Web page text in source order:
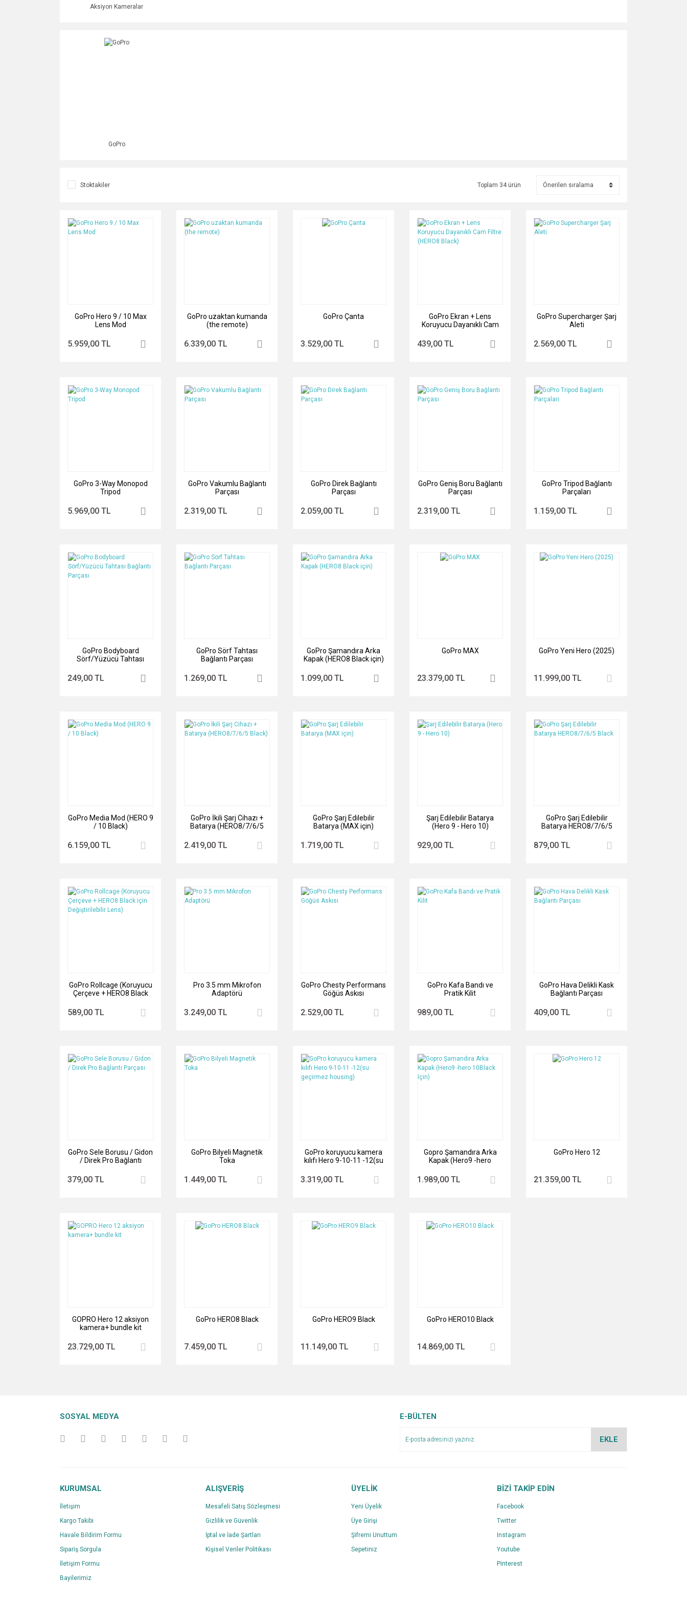
Aksiyon Kameralar
GoPro
Stoktakiler Toplam 34 ürün
GoPro Hero 9 / 10 Max
Lens Mod
5.959,00 TL
GoPro uzaktan kumanda
(the remote)
6.339,00 TL
GoPro Çanta
3.529,00 TL
GoPro Ekran + Lens
Koruyucu Dayanıklı Cam
439,00 TL
GoPro Supercharger Şarj
Aleti
2.569,00 TL
GoPro 3-Way Monopod
Tripod
5.969,00 TL
GoPro Vakumlu Bağlantı
Parçası
2.319,00 TL
GoPro Direk Bağlantı
Parçası
2.059,00 TL
GoPro Geniş Boru Bağlantı
Parçası
2.319,00 TL
GoPro Tripod Bağlantı
Parçaları
1.159,00 TL
GoPro Bodyboard
Sörf/Yüzücü Tahtası
249,00 TL
GoPro Sörf Tahtası
Bağlantı Parçası
1.269,00 TL
GoPro Şamandıra Arka
Kapak (HERO8 Black için)
1.099,00 TL
GoPro MAX
23.379,00 TL
GoPro Yeni Hero (2025)
11.999,00 TL
GoPro Media Mod (HERO 9
/ 10 Black)
6.159,00 TL
GoPro İkili Şarj Cihazı +
Batarya (HERO8/7/6/5
2.419,00 TL
GoPro Şarj Edilebilir
Batarya (MAX için)
1.719,00 TL
Şarj Edilebilir Batarya
(Hero 9 - Hero 10)
929,00 TL
GoPro Şarj Edilebilir
Batarya HERO8/7/6/5
879,00 TL
GoPro Rollcage (Koruyucu
Çerçeve + HERO8 Black
589,00 TL
Pro 3.5 mm Mikrofon
Adaptörü
3.249,00 TL
GoPro Chesty Performans
Göğüs Askısı
2.529,00 TL
GoPro Kafa Bandı ve
Pratik Kilit
989,00 TL
GoPro Hava Delikli Kask
Bağlantı Parçası
409,00 TL
GoPro Sele Borusu / Gidon
/ Direk Pro Bağlantı
379,00 TL
GoPro Bilyeli Magnetik
Toka
1.449,00 TL
GoPro koruyucu kamera
kılıfı Hero 9-10-11 -12(su
3.319,00 TL
Gopro Şamandıra Arka
Kapak (Hero9 -hero
1.989,00 TL
GoPro Hero 12
21.359,00 TL
GOPRO Hero 12 aksiyon
kamera+ bundle kit
23.729,00 TL
GoPro HERO8 Black
7.459,00 TL
GoPro HERO9 Black
11.149,00 TL
GoPro HERO10 Black
14.869,00 TL
SOSYAL MEDYA E-BÜLTEN
EKLE
KURUMSAL
İletişim
Kargo Takibi
Havale Bildirim Formu
Sipariş Sorgula
İletişim Formu
Bayilerimiz
ALIŞVERİŞ
Mesafeli Satış Sözleşmesi
Gizlilik ve Güvenlik
İptal ve İade Şartları
Kişisel Veriler Politikası
ÜYELİK
Yeni Üyelik
Üye Girişi
Şifremi Unuttum
Sepetiniz
BİZİ TAKİP EDİN
Facebook
Twitter
Instagram
Youtube
Pinterest